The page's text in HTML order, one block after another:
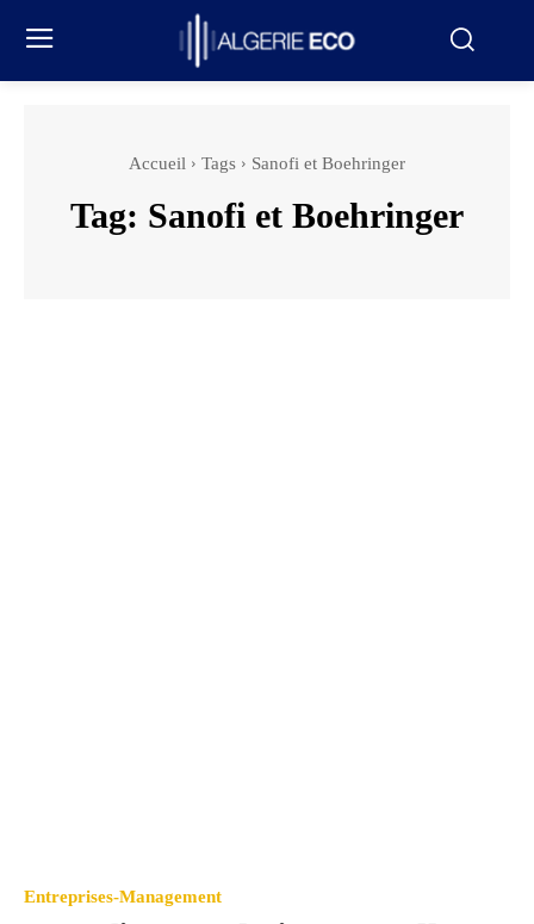
Accueil Tags Sanofi et Boehringer
Tag: Sanofi et Boehringer
Entreprises-Management